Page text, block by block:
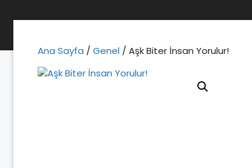
Ana Sayfa / Genel / Aşk Biter İnsan Yorulur!